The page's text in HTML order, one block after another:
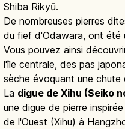
Shiba Rikyū.
De nombreuses pierres
du fief d'Odawara, ont été
Vous pouvez ainsi
l'île centrale, des pas
sèche évoquant une chute
La digue de Xihu (Seiko
une digue de pierre
de l'Ouest (Xihu) à